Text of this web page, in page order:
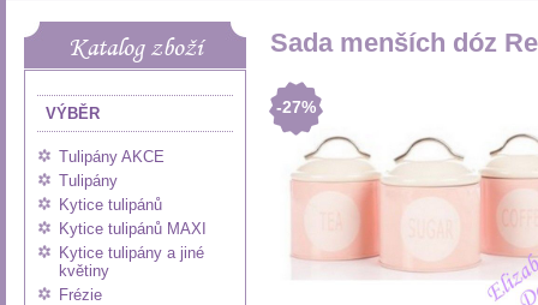
Katalog zboží
VÝBĚR
Tulipány AKCE
Tulipány
Kytice tulipánů
Kytice tulipánů MAXI
Kytice tulipány a jiné
květiny
Frézie
Sada menších dóz
-27%